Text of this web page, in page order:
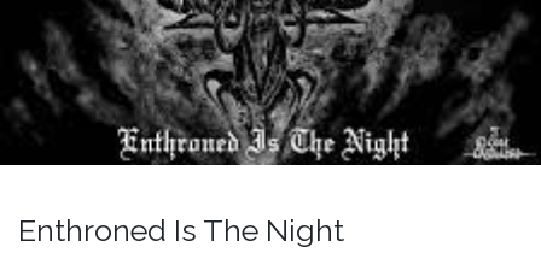
Enthroned Is The Night